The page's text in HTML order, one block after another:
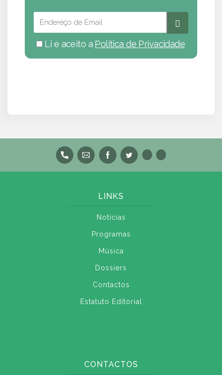
Li e aceito a Política de Privacidade
LINKS
Notícias
Programas
Música
Dossiers
Contactos
Estatuto Editorial
CONTACTOS